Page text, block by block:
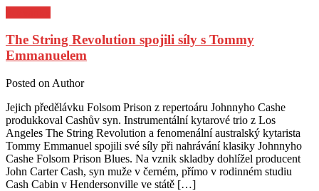
The String Revolution spojili síly s Tommy
Emmanuelem
Posted on Author
Jejich předělávku Folsom Prison z repertoáru Johnnyho Cashe
produkkoval Cashův syn. Instrumentální kytarové trio z Los
Angeles The String Revolution a fenomenální australský kytarista
Tommy Emmanuel spojili své síly při nahrávání klasiky Johnnyho
Cashe Folsom Prison Blues. Na vznik skladby dohlížel producent
John Carter Cash, syn muže v černém, přímo v rodinném studiu
Cash Cabin v Hendersonville ve státě […]